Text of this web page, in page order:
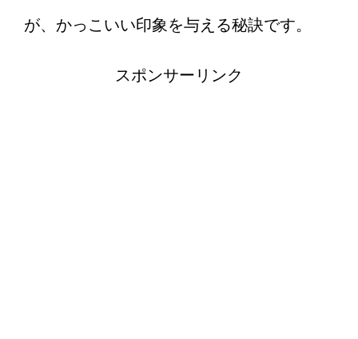
が、かっこいい印象を与える秘訣です。
スポンサーリンク